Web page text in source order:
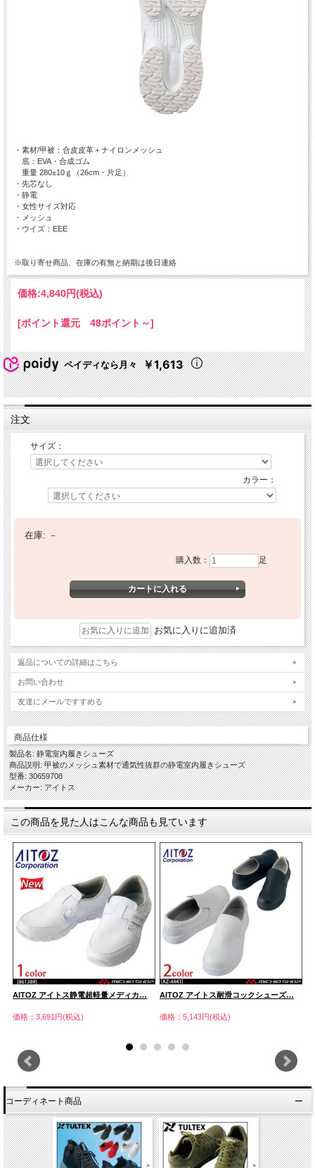
・素材/甲被：合皮皮革＋ナイロンメッシュ
底：EVA・合成ゴム
重量 280±10ｇ（26cm・片足）
・先芯なし
・静電
・女性サイズ対応
・メッシュ
・ウイズ：EEE
※取り寄せ商品、在庫の有無と納期は後日連絡
価格:4,840円(税込)
[ポイント還元 48ポイント～]
ペイディなら月々 ￥1,613
注文
サイズ：
カラー：
在庫: －
購入数： 足
お気に入りに追加済
返品についての詳細はこちら
お問い合わせ
友達にメールですすめる
商品仕様
製品名: 静電室内履きシューズ
商品説明: 甲被のメッシュ素材で通気性抜群の静電室内履きシューズ
型番: 30659708
メーカー: アイトス
この商品を見た人はこんな商品も見ています
AITOZ アイトス静電超軽量メディカ…
価格：3,691円(税込)
AITOZ アイトス耐滑コックシューズ…
価格：5,143円(税込)
コーディネート商品